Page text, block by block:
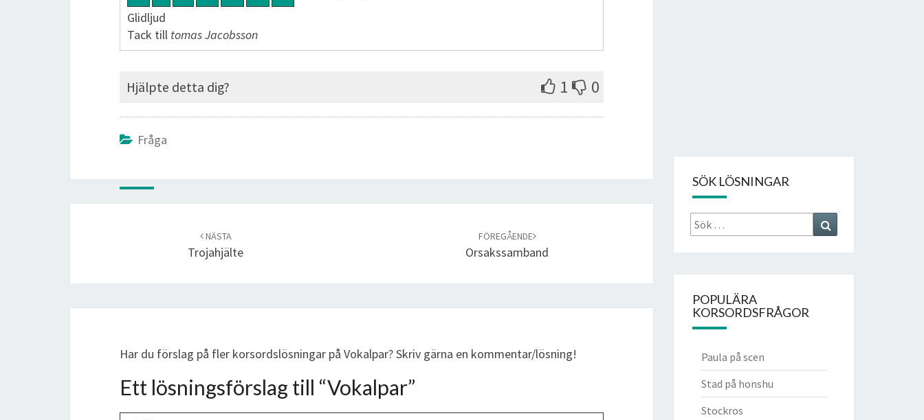
Glidljud
Tack till tomas Jacobsson
Hjälpte detta dig? 1 0
Fråga
NÄSTA
Trojahjälte
FÖREGÅENDE
Orsakssamband
Har du förslag på fler korsordslösningar på Vokalpar? Skriv gärna en kommentar/lösning!
Ett lösningsförslag till “Vokalpar”
SÖK LÖSNINGAR
Sök
efter:
POPULÄRA
KORSORDSFRÅGOR
Paula på scen
Stad på honshu
Stockros